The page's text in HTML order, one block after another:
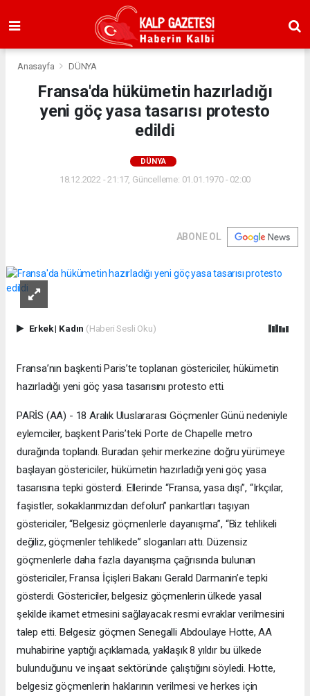
Anasayfa DÜNYA
Fransa'da hükümetin hazırladığı
yeni göç yasa tasarısı protesto
edildi
DÜNYA
18.12.2022 - 21:17, Güncelleme: 01.01.1970 - 02:00
ABONE OL
Erkek| Kadın (Haberi Sesli Oku)
Fransa’nın başkenti Paris’te toplanan göstericiler, hükümetin
hazırladığı yeni göç yasa tasarısını protesto etti.
PARİS (AA) - 18 Aralık Uluslararası Göçmenler Günü nedeniyle
eylemciler, başkent Paris’teki Porte de Chapelle metro
durağında toplandı. Buradan şehir merkezine doğru yürümeye
başlayan göstericiler, hükümetin hazırladığı yeni göç yasa
tasarısına tepki gösterdi. Ellerinde “Fransa, yasa dışı”, “Irkçılar,
faşistler, sokaklarımızdan defolun” pankartları taşıyan
göstericiler, “Belgesiz göçmenlerle dayanışma”, “Biz tehlikeli
değiliz, göçmenler tehlikede” sloganları attı. Düzensiz
göçmenlerle daha fazla dayanışma çağrısında bulunan
göstericiler, Fransa İçişleri Bakanı Gerald Darmanin’e tepki
gösterdi. Göstericiler, belgesiz göçmenlerin ülkede yasal
şekilde ikamet etmesini sağlayacak resmi evraklar verilmesini
talep etti. Belgesiz göçmen Senegalli Abdoulaye Hotte, AA
muhabirine yaptığı açıklamada, yaklaşık 8 yıldır bu ülkede
bulunduğunu ve inşaat sektöründe çalıştığını söyledi. Hotte,
belgesiz göçmenlerin haklarının verilmesi ve herkes için